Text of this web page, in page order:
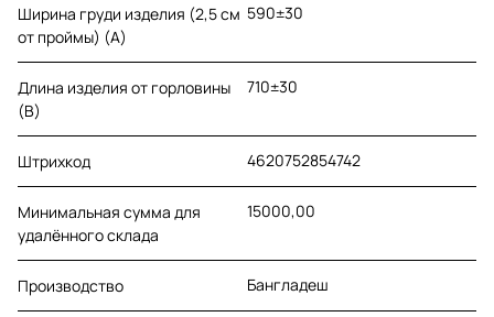
Ширина груди изделия (2,5 см
от проймы) (A)
590±30
Длина изделия от горловины
(B)
710±30
Штрихкод 4620752854742
Минимальная сумма для
удалённого склада
15000,00
Производство Бангладеш